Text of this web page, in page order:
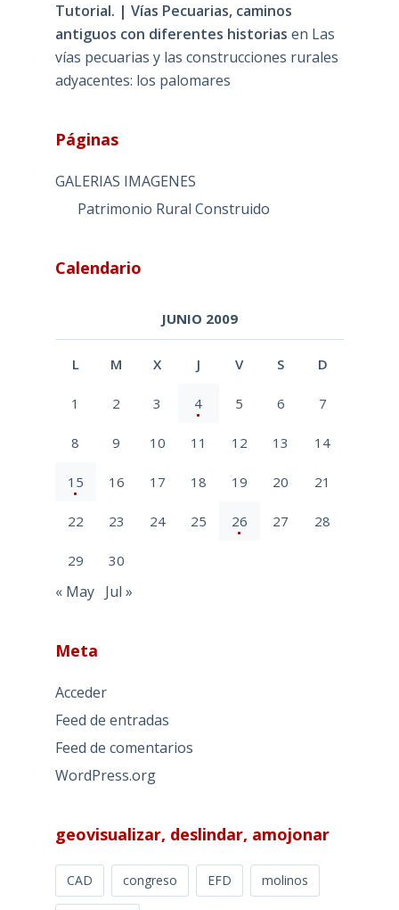
Tutorial. | Vías Pecuarias, caminos
antiguos con diferentes historias en Las
vías pecuarias y las construcciones rurales
adyacentes: los palomares
Páginas
GALERIAS IMAGENES
Patrimonio Rural Construido
Calendario
JUNIO 2009
L M X J V S D
1 2 3 4 5 6 7
8 9 10 11 12 13 14
15 16 17 18 19 20 21
22 23 24 25 26 27 28
29 30
« May Jul »
Meta
Acceder
Feed de entradas
Feed de comentarios
WordPress.org
geovisualizar, deslindar, amojonar
CAD congreso EFD molinos